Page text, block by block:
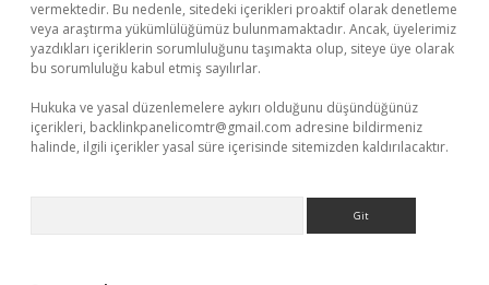
vermektedir. Bu nedenle, sitedeki içerikleri proaktif olarak denetleme
veya araştırma yükümlülüğümüz bulunmamaktadır. Ancak, üyelerimiz
yazdıkları içeriklerin sorumluluğunu taşımakta olup, siteye üye olarak
bu sorumluluğu kabul etmiş sayılırlar.
Hukuka ve yasal düzenlemelere aykırı olduğunu düşündüğünüz
içerikleri, backlinkpanelicomtr@gmail.com adresine bildirmeniz
halinde, ilgili içerikler yasal süre içerisinde sitemizden kaldırılacaktır.